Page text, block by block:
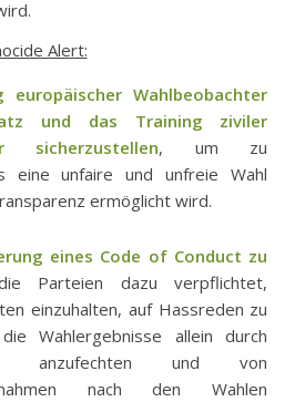
Alert:
europäischer Wahlbeobachter
und das Training ziviler
sicherzustellen, um zu
eine unfaire und unfreie Wahl
ermöglicht wird.
eines Code of Conduct zu
Parteien dazu verpflichtet,
einzuhalten, auf Hassreden zu
Wahlergebnisse allein durch
anzufechten und von
nach den Wahlen